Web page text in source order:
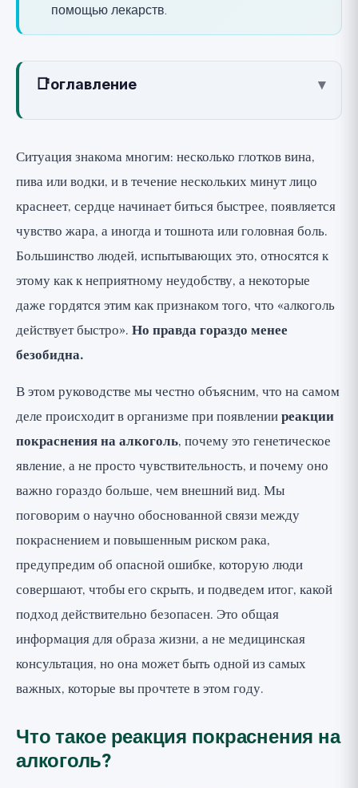
помощью лекарств.
📑оглавление ▾
токсичный ацетальдегид
Почему это важно: связь с раком
Предупреждение: не маскируйте
покраснение лекарствами
Что же делать: безопасный подход
замечание о здоровье
предупредительному сигналу
Ситуация знакома многим: несколько глотков вина,
пива или водки, и в течение нескольких минут лицо
краснеет, сердце начинает биться быстрее, появляется
чувство жара, а иногда и тошнота или головная боль.
Большинство людей, испытывающих это, относятся к
этому как к неприятному неудобству, а некоторые
даже гордятся этим как признаком того, что «алкоголь
действует быстро». Но правда гораздо менее
безобидна.
В этом руководстве мы честно объясним, что на самом
деле происходит в организме при появленииреакции
покраснения на алкоголь, почему это генетическое
явление, а не просто чувствительность, и почему оно
важно гораздо больше, чем внешний вид. Мы
поговорим о научно обоснованной связи между
покраснением и повышенным риском рака,
предупредим об опасной ошибке, которую люди
совершают, чтобы его скрыть, и подведем итог, какой
подход действительно безопасен. Это общая
информация для образа жизни, а не медицинская
консультация, но она может быть одной из самых
важных, которые вы прочтете в этом году.
Что такое реакция покраснения на
алкоголь?